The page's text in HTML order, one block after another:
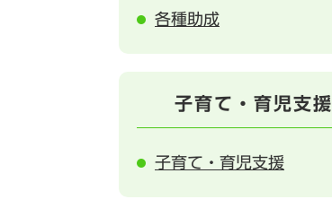
各種助成
子育て・育児支援
子育て・育児支援